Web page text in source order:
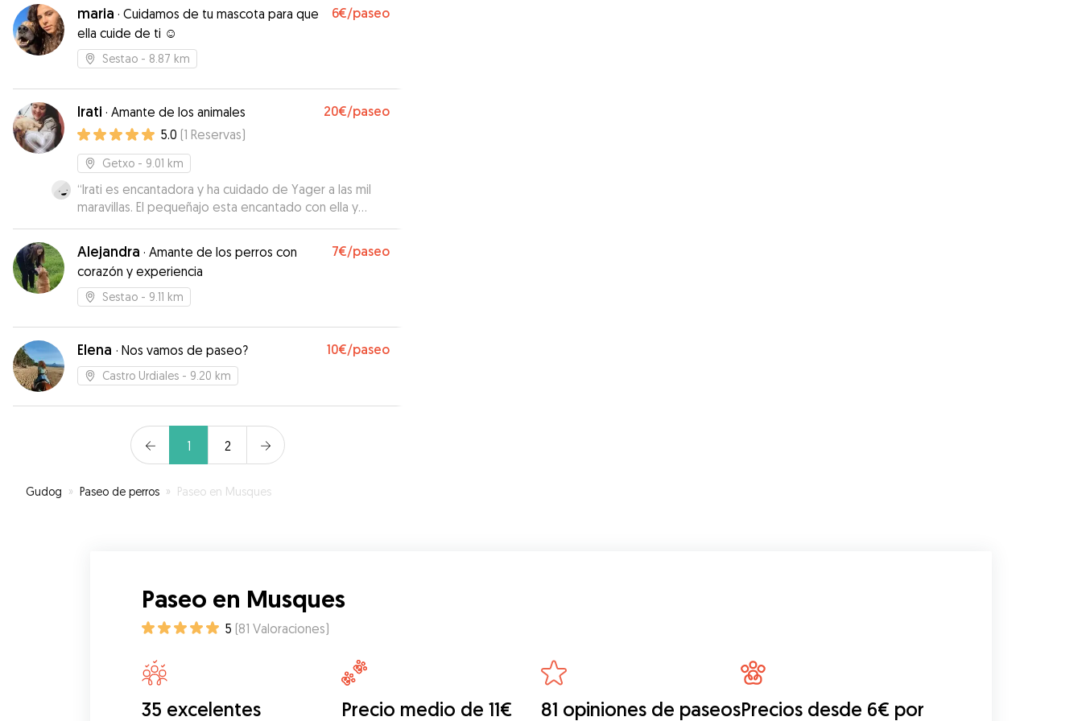
maria · Cuidamos de tu mascota para que
ella cuide de ti ☺️
6€/paseo
Sestao - 8.87 km
Irati · Amante de los animales 20€/paseo
5.0 (1 Reservas)
Getxo - 9.01 km
“Irati es encantadora y ha cuidado de Yager a las mil
maravillas. El pequeñajo esta encantado con ella y
desde el primer día la recibe emocionadisimo cuando
empieza su “guarderia”. Repetiré cada vez que lo
necesite”
Alejandra · Amante de los perros con
corazón y experiencia
7€/paseo
Sestao - 9.11 km
Elena · Nos vamos de paseo? 10€/paseo
Castro Urdiales - 9.20 km
1 2
Gudog » Paseo de perros » Paseo en Musques
Paseo en Musques
5 (81 Valoraciones)
35 excelentes Precio medio de 11€ 81 opiniones de paseosPrecios desde 6€ por